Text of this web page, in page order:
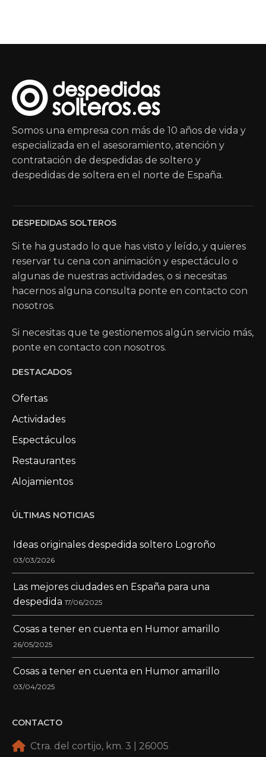
Somos una empresa con más de 10 años de vida y
especializada en el asesoramiento, atención y
contratación de despedidas de soltero y
despedidas de soltera en el norte de España.
DESPEDIDAS SOLTEROS
Si te ha gustado lo que has visto y leído, y quieres
reservar tu cena con animación y espectáculo o
algunas de nuestras actividades, o si necesitas
hacernos alguna consulta ponte en contacto con
nosotros.
Si necesitas que te gestionemos algún servicio más,
ponte en contacto con nosotros.
DESTACADOS
Ofertas
Actividades
Espectáculos
Restaurantes
Alojamientos
ÚLTIMAS NOTICIAS
Ideas originales despedida soltero Logroño
03/03/2026
Las mejores ciudades en España para una
despedida 17/06/2025
Cosas a tener en cuenta en Humor amarillo
26/05/2025
Cosas a tener en cuenta en Humor amarillo
03/04/2025
CONTACTO
Ctra. del cortijo, km. 3 | 26005